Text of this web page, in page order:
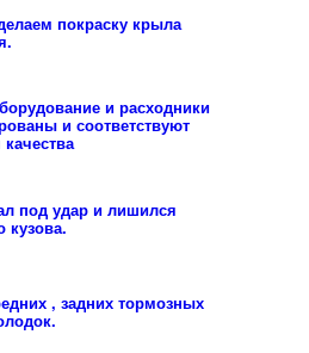
покраску крыла
и расходники
и соответствуют
под удар и лишился
кузова.
, задних тормозных